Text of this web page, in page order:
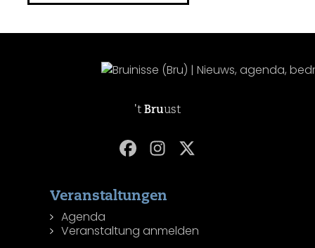
't Bruust
Veranstaltungen
Agenda
Veranstaltung anmelden